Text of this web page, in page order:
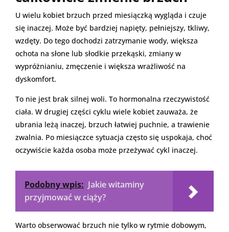
U wielu kobiet brzuch przed miesiączką wygląda i czuje
się inaczej. Może być bardziej napięty, pełniejszy, tkliwy,
wzdęty. Do tego dochodzi zatrzymanie wody, większa
ochota na słone lub słodkie przekąski, zmiany w
wypróżnianiu, zmęczenie i większa wrażliwość na
dyskomfort.
To nie jest brak silnej woli. To hormonalna rzeczywistość
ciała. W drugiej części cyklu wiele kobiet zauważa, że
ubrania leżą inaczej, brzuch łatwiej puchnie, a trawienie
zwalnia. Po miesiączce sytuacja często się uspokaja, choć
oczywiście każda osoba może przeżywać cykl inaczej.
Podobny wpis: Jakie witaminy
przyjmować w ciąży?
Warto obserwować brzuch nie tylko w rytmie dobowym,